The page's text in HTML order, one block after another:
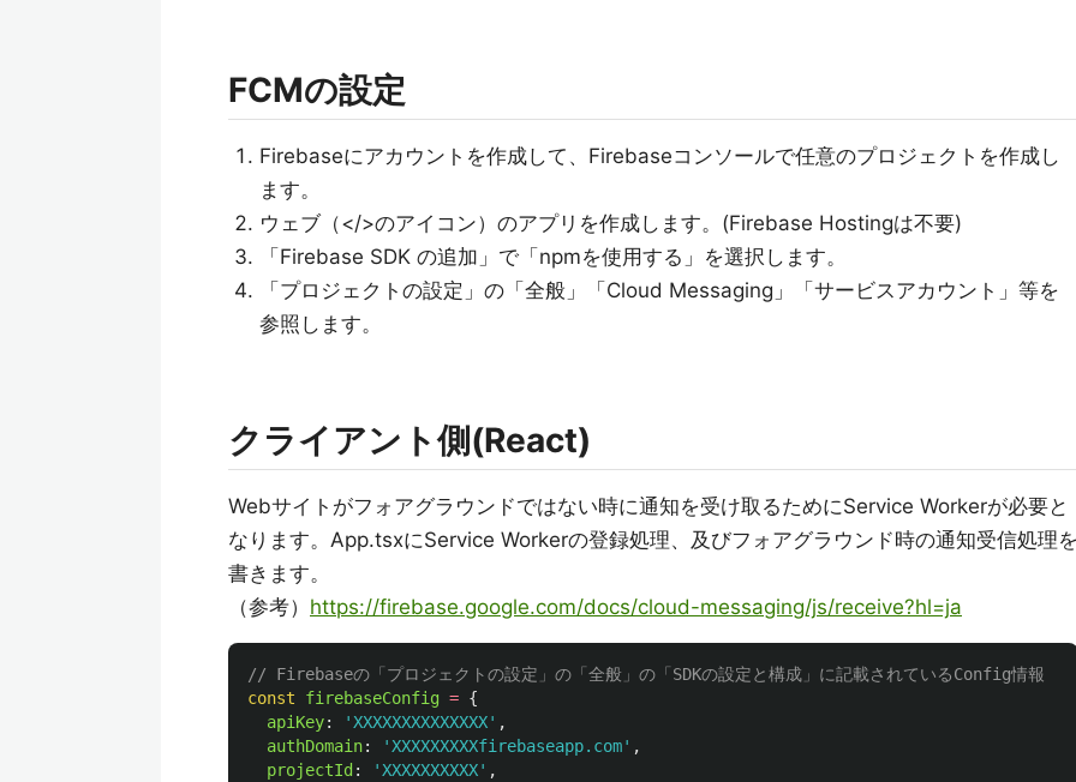
FCMの設定
Firebaseにアカウントを作成して、Firebaseコンソールで任意のプロジェクトを作成し
ます。
ウェブ（</>のアイコン）のアプリを作成します。(Firebase Hostingは不要)
「Firebase SDK の追加」で「npmを使用する」を選択します。
「プロジェクトの設定」の「全般」「Cloud Messaging」「サービスアカウント」等を
参照します。
クライアント側(React)
Webサイトがフォアグラウンドではない時に通知を受け取るためにService Workerが必要と
なります。App.tsxにService Workerの登録処理、及びフォアグラウンド時の通知受信処理
書きます。
（参考） https://firebase.google.com/docs/cloud-messaging/js/receive?hl=ja
// Firebaseの「プロジェクトの設定」の「全般」の「SDKの設定と構成」に記載されているConfig情報
const
firebaseConfig = {
apiKey: ' XXXXXXXXXXXXXX' ,
authDomain: ' XXXXXXXXXfirebaseapp.com' ,
projectId : ' XXXXXXXXXX' ,